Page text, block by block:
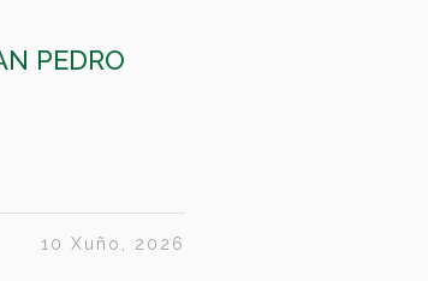
PEDRO
10 Xuño, 2026